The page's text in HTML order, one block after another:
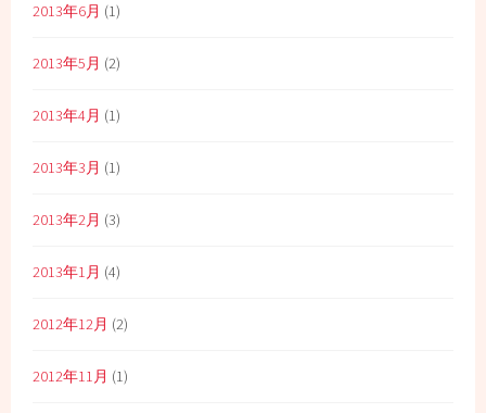
2013年6月 (1)
2013年5月 (2)
2013年4月 (1)
2013年3月 (1)
2013年2月 (3)
2013年1月 (4)
2012年12月 (2)
2012年11月 (1)